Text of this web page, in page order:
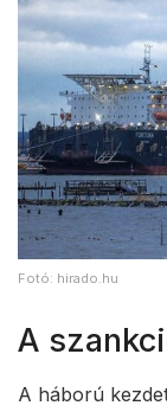
Fotó: hirado.hu
A
A háború